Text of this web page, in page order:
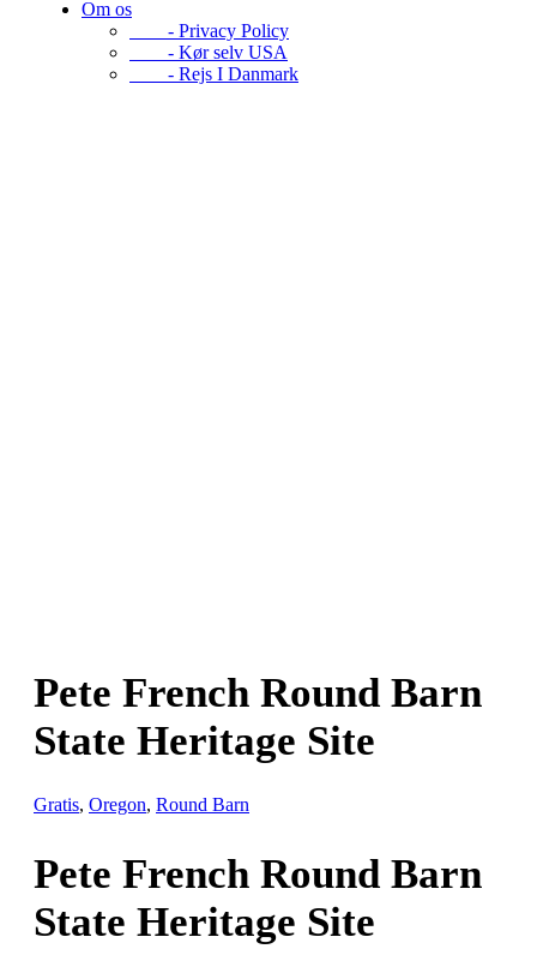
Om os
- Privacy Policy
- Kør selv USA
- Rejs I Danmark
Pete French Round Barn
State Heritage Site
Gratis, Oregon, Round Barn
Pete French Round Barn
State Heritage Site